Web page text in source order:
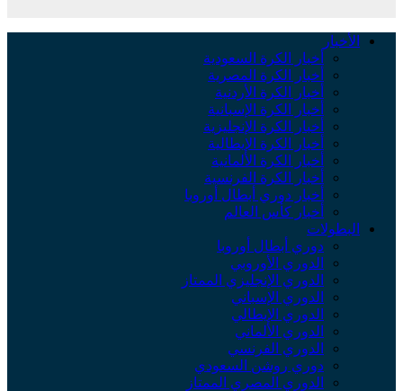
الأخبار
أخبار الكرة السعودية
أخبار الكرة المصرية
أخبار الكرة الأردنية
أخبار الكرة الإسبانية
أخبار الكرة الإنجليزية
أخبار الكرة الإيطالية
أخبار الكرة الألمانية
أخبار الكرة الفرنسية
أخبار دوري أبطال أوروبا
أخبار كأس العالم
البطولات
دوري أبطال أوروبا
الدوري الأوروبي
الدوري الإنجليزي الممتاز
الدوري الإسباني
الدوري الإيطالي
الدوري الألماني
الدوري الفرنسي
دوري روشن السعودي
الدوري المصري الممتاز